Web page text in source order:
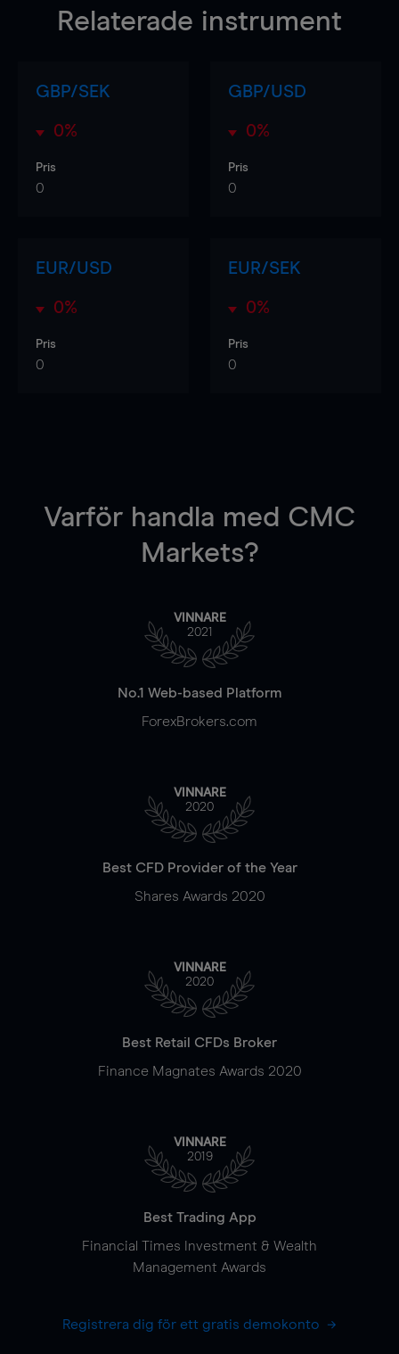
Relaterade instrument
GBP/SEK
0%
Pris
0
GBP/USD
0%
Pris
0
EUR/USD
0%
Pris
0
EUR/SEK
0%
Pris
0
Varför handla med CMC
Markets?
VINNARE
2021
No.1 Web-based Platform
ForexBrokers.com
VINNARE
2020
Best CFD Provider of the Year
Shares Awards 2020
VINNARE
2020
Best Retail CFDs Broker
Finance Magnates Awards 2020
VINNARE
2019
Best Trading App
Financial Times Investment & Wealth
Management Awards
Registrera dig för ett gratis demokonto